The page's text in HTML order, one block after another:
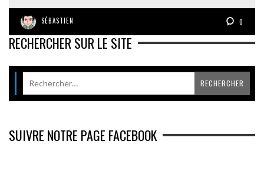
SÉBASTIEN 0
RECHERCHER SUR LE SITE
SUIVRE NOTRE PAGE FACEBOOK